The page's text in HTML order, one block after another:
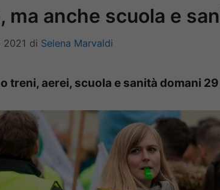
ma anche scuola e
2021 di Selena Marvaldi
treni, aerei, scuola e sanità domani